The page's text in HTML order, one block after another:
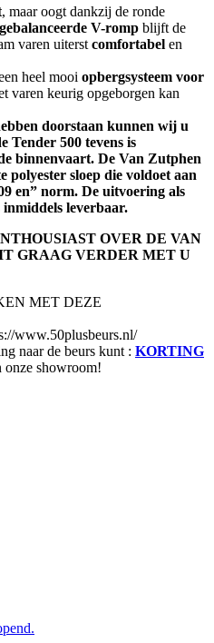
, maar oogt dankzij de ronde
V-romp blijft de
varen uiterst comfortabel en
heel mooi opbergsysteem voor
varen keurig opgeborgen kan
doorstaan kunnen wij u
Tender 500 tevens is
binnenvaart. De Van Zutphen
polyester sloep die voldoet aan
en” norm. De uitvoering als
leverbaar.
OVER DE VAN
GRAAG VERDER MET U
MET DEZE
www.50plusbeurs.nl/
naar de beurs kunt : KORTING
showroom!